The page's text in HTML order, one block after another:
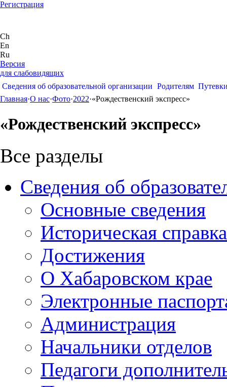
Регистрация
Ch
En
Ru
Версия
для слабовидящих
Сведения об образовательной организации Родителям
Главная·О нас·Фото·2022·«Рождественский экспресс»
«Рождественский экспресс»
Все разделы
Сведения об
Основные сведения
Историческая справка
Достижения
О Хабаровском крае
Электронные
Администрация
Начальники отделов
Педагоги